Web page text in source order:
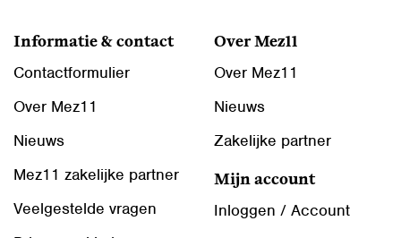
Informatie & contact
Contactformulier
Over Mez11
Nieuws
Mez11 zakelijke partner
Veelgestelde vragen
Over Mez11
Over Mez11
Nieuws
Zakelijke partner
Mijn account
Inloggen / Account